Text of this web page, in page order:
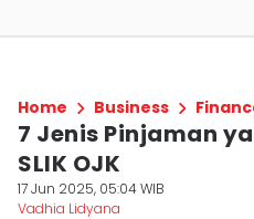
Home Business
7 Jenis Pinjaman
SLIK OJK
17 Jun 2025, 05:04 WIB
Vadhia Lidyana